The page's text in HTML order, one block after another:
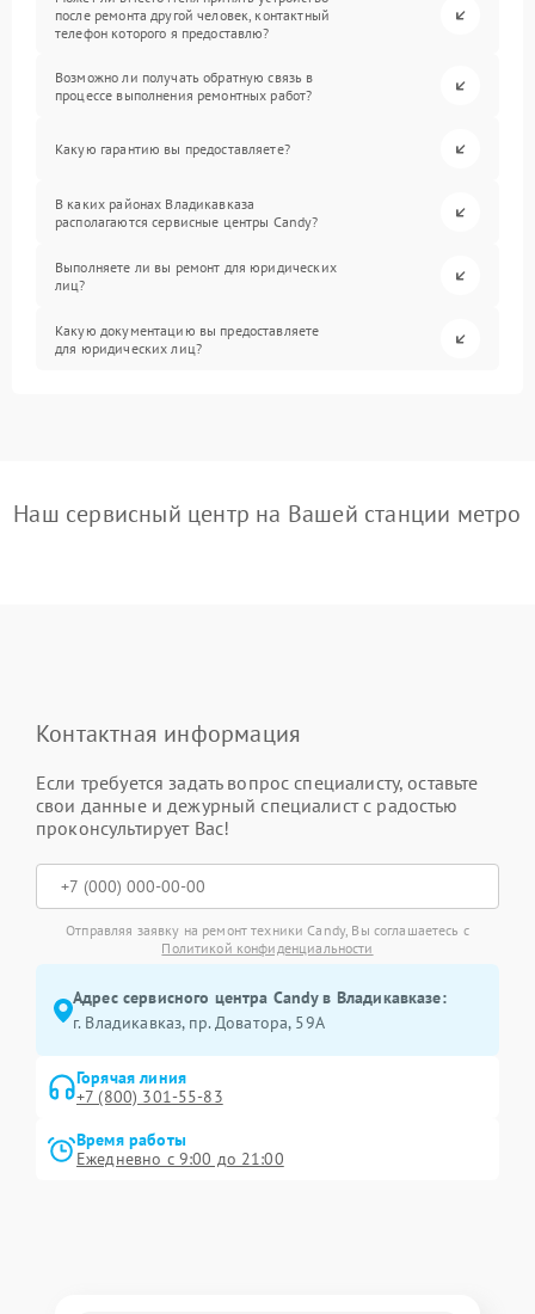
после ремонта другой человек, контактный
телефон которого я предоставлю?
Возможно ли получать обратную связь в
процессе выполнения ремонтных работ?
Какую гарантию вы предоставляете?
В каких районах Владикавказа
располагаются сервисные центры Candy?
Выполняете ли вы ремонт для юридических
лиц?
Какую документацию вы предоставляете
для юридических лиц?
Наш сервисный центр на Вашей станции метро
Контактная информация
Если требуется задать вопрос специалисту, оставьте
свои данные и дежурный специалист с радостью
проконсультирует Вас!
Отправляя заявку на ремонт техники Candy, Вы соглашаетесь с
Политикой конфиденциальности
Адрес сервисного центра Candy в Владикавказе:
г. Владикавказ, пр. Доватора, 59А
Горячая линия
+7 (800) 301-55-83
Время работы
Ежедневно с 9:00 до 21:00